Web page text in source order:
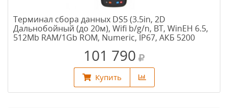
Терминал сбора данных DS5 (3.5in, 2D
Дальнобойный (до 20м), Wifi b/g/n, BT, WinEH 6.5,
512Mb RAM/1Gb ROM, Numeric, IP67, АКБ 5200
101 790
Купить